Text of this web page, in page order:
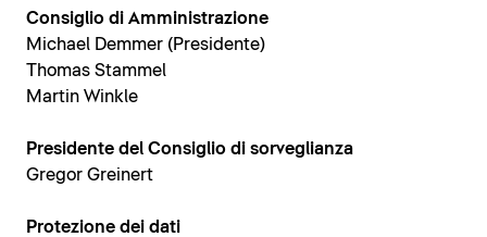
Consiglio di Amministrazione
Michael Demmer (Presidente)
Thomas Stammel
Martin Winkle
Presidente del Consiglio di sorveglianza
Gregor Greinert
Protezione dei dati